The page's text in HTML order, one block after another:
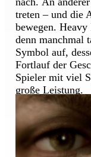
treten – und die
bewegen.
denn manchmal
Symbol auf,
Fortlauf der
Spieler mit viel
große Leistung.